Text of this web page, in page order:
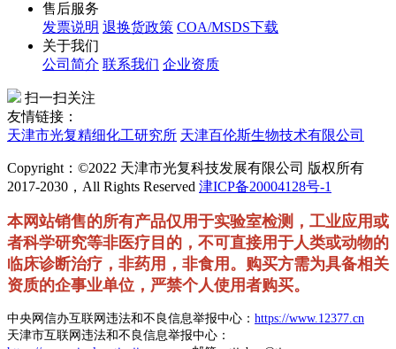
售后服务
发票说明 退换货政策 COA/MSDS下载
关于我们
公司简介 联系我们 企业资质
扫一扫关注
友情链接：
天津市光复精细化工研究所 天津百伦斯生物技术有限公司
Copyright：©2022 天津市光复科技发展有限公司 版权所有
2017-2030，All Rights Reserved 津ICP备20004128号-1
本网站销售的所有产品仅用于实验室检测，工业应用或
者科学研究等非医疗目的，不可直接用于人类或动物的
临床诊断治疗，非药用，非食用。购买方需为具备相关
资质的企事业单位，严禁个人使用者购买。
中央网信办互联网违法和不良信息举报中心： https://www.12377.cn
天津市互联网违法和不良信息举报中心：